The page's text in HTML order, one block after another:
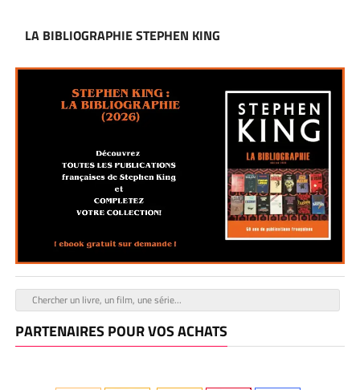
LA BIBLIOGRAPHIE STEPHEN KING
PARTENAIRES POUR VOS ACHATS